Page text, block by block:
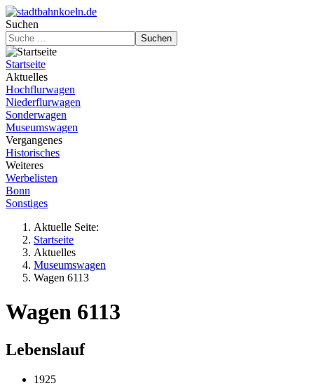
Suchen
Suchen
Startseite
Aktuelles
Hochflurwagen
Niederflurwagen
Sonderwagen
Museumswagen
Vergangenes
Historisches
Weiteres
Werbelisten
Bonn
Sonstiges
Aktuelle Seite:
Startseite
Aktuelles
Museumswagen
Wagen 6113
Wagen 6113
Lebenslauf
1925